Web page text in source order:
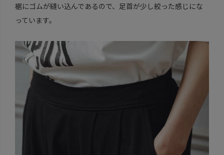
裾にゴムが縫い込んであるので、足首が少し絞った感じにな
っています。